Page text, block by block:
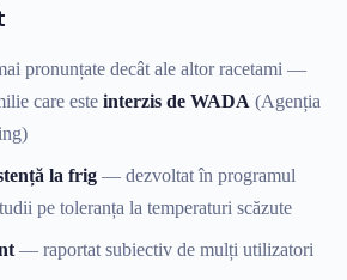
pronunțate decât ale altor racetami —
care este interzis de WADA (Agenția
la frig — dezvoltat în programul
pe toleranța la temperaturi scăzute
— raportat subiectiv de mulți utilizatori